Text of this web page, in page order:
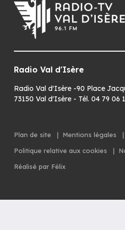
Radio Val d'Isère
Radio Val d'Isère -90 Place
73150 Val d'Isère - Tél. 04 79 06
Plan de site | Mentions légales
|
Politique relative aux cookies
|
Réalisé par Félix